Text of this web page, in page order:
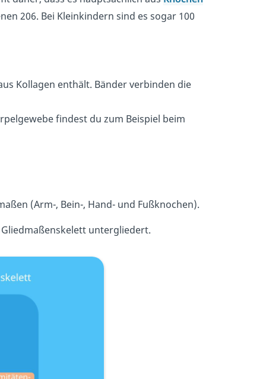
206. Bei Kleinkindern sind es sogar 100
Kollagen enthält​. Bänder verbinden die
findest du zum Beispiel beim
(Arm-, Bein-, Hand- und Fußknochen).
untergliedert.